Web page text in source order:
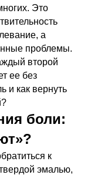
Это
а
проблемы.
второй
ее без
и как вернуть
боли:
к
эмалью,